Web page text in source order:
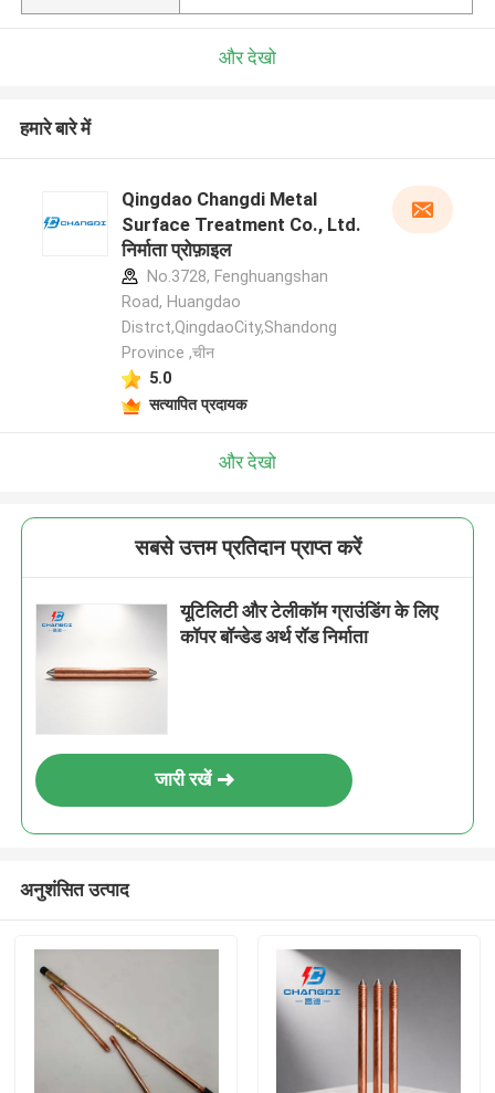
और देखो
हमारे बारे में
Qingdao Changdi Metal
Surface Treatment Co., Ltd.
निर्माता प्रोफ़ाइल
No.3728, Fenghuangshan
Road, Huangdao
Distrct,QingdaoCity,Shandong
Province ,चीन
5.0
सत्यापित प्रदायक
और देखो
सबसे उत्तम प्रतिदान प्राप्त करें
यूटिलिटी और टेलीकॉम ग्राउंडिंग के लिए
कॉपर बॉन्डेड अर्थ रॉड निर्माता
जारी रखें
अनुशंसित उत्पाद